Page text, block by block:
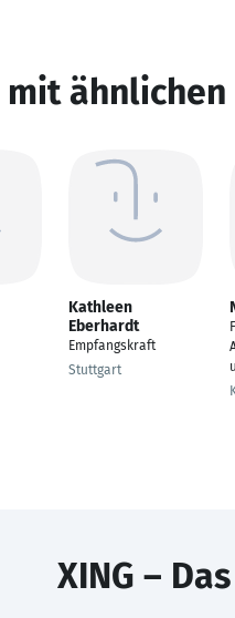
Kathleen
Eberhardt
Empfangskraft
Stuttgart
XING –